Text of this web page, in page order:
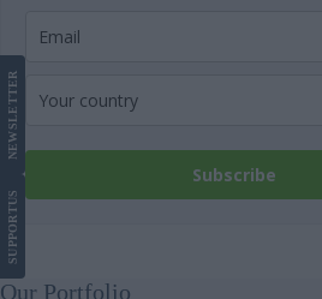
Subscribe
SUPPORT
US
NEWS
LETTER
Our Portfolio